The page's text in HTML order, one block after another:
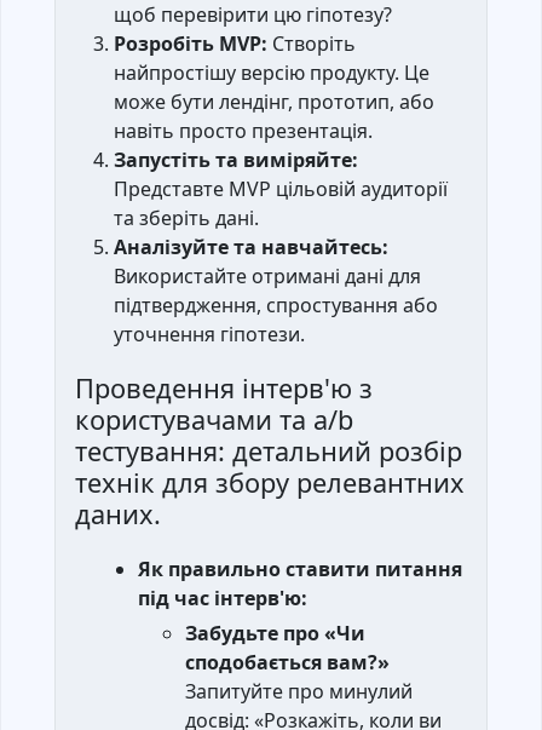
щоб перевірити цю гіпотезу?
Розробіть MVP: Створіть
найпростішу версію продукту. Це
може бути лендінг, прототип, або
навіть просто презентація.
Запустіть та виміряйте:
Представте MVP цільовій аудиторії
та зберіть дані.
Аналізуйте та навчайтесь:
Використайте отримані дані для
підтвердження, спростування або
уточнення гіпотези.
Проведення інтерв'ю з
користувачами та a/b
тестування: детальний розбір
технік для збору релевантних
даних.
Як правильно ставити питання
під час інтерв'ю:
Забудьте про «Чи
сподобається вам?»
Запитуйте про минулий
досвід: «Розкажіть, коли ви